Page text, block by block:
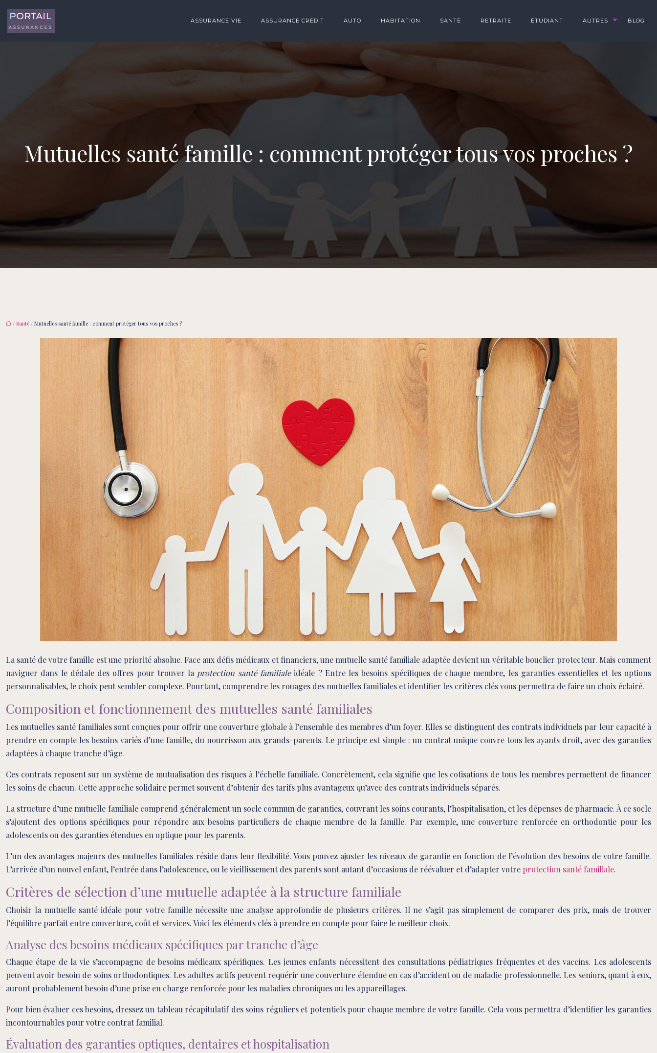
ASSURANCE VIE ASSURANCE CRÉDIT AUTO HABITATION SANTÉ RETRAITE ÉTUDIANT AUTRES BLOG
Mutuelles santé famille : comment protéger tous vos proches ?
/ Santé / Mutuelles santé famille : comment protéger tous vos proches ?
La santé de votre famille est une priorité absolue. Face aux défis médicaux et financiers, une mutuelle santé familiale adaptée devient un véritable bouclier protecteur. Mais comment
naviguer dans le dédale des offres pour trouver la protection santé familialeidéale ? Entre les besoins spécifiques de chaque membre, les garanties essentielles et les options
personnalisables, le choix peut sembler complexe. Pourtant, comprendre les rouages des mutuelles familiales et identifier les critères clés vous permettra de faire un choix éclairé.
Composition et fonctionnement des mutuelles santé familiales
Les mutuelles santé familiales sont conçues pour offrir une couverture globale à l’ensemble des membres d’un foyer. Elles se distinguent des contrats individuels par leur capacité à
prendre en compte les besoins variés d’une famille, du nourrisson aux grands-parents. Le principe est simple : un contrat unique couvre tous les ayants droit, avec des garanties
adaptées à chaque tranche d’âge.
Ces contrats reposent sur un système de mutualisation des risques à l’échelle familiale. Concrètement, cela signifie que les cotisations de tous les membres permettent de financer
les soins de chacun. Cette approche solidaire permet souvent d’obtenir des tarifs plus avantageux qu’avec des contrats individuels séparés.
La structure d’une mutuelle familiale comprend généralement un socle commun de garanties, couvrant les soins courants, l’hospitalisation, et les dépenses de pharmacie. À ce socle
s’ajoutent des options spécifiques pour répondre aux besoins particuliers de chaque membre de la famille. Par exemple, une couverture renforcée en orthodontie pour les
adolescents ou des garanties étendues en optique pour les parents.
L’un des avantages majeurs des mutuelles familiales réside dans leur flexibilité. Vous pouvez ajuster les niveaux de garantie en fonction de l’évolution des besoins de votre famille.
L’arrivée d’un nouvel enfant, l’entrée dans l’adolescence, ou le vieillissement des parents sont autant d’occasions de réévaluer et d’adapter votre protection santé familiale.
Critères de sélection d’une mutuelle adaptée à la structure familiale
Choisir la mutuelle santé idéale pour votre famille nécessite une analyse approfondie de plusieurs critères. Il ne s’agit pas simplement de comparer des prix, mais de trouver
l’équilibre parfait entre couverture, coût et services. Voici les éléments clés à prendre en compte pour faire le meilleur choix.
Analyse des besoins médicaux spécifiques par tranche d’âge
Chaque étape de la vie s’accompagne de besoins médicaux spécifiques. Les jeunes enfants nécessitent des consultations pédiatriques fréquentes et des vaccins. Les adolescents
peuvent avoir besoin de soins orthodontiques. Les adultes actifs peuvent requérir une couverture étendue en cas d’accident ou de maladie professionnelle. Les seniors, quant à eux,
auront probablement besoin d’une prise en charge renforcée pour les maladies chroniques ou les appareillages.
Pour bien évaluer ces besoins, dressez un tableau récapitulatif des soins réguliers et potentiels pour chaque membre de votre famille. Cela vous permettra d’identifier les garanties
incontournables pour votre contrat familial.
Évaluation des garanties optiques, dentaires et hospitalisation